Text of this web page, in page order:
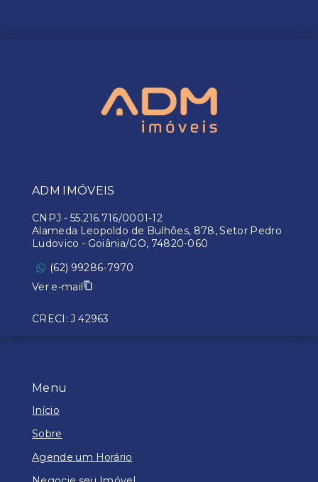
Menu
Início
Sobre
Agende um Horário
ADM IMÓVEIS
CNPJ - 55.216.716/0001-12
Alameda Leopoldo de Bulhões, 878, Setor Pedro
Ludovico - Goiânia/GO, 74820-060
(62) 99286-7970
Ver e-mail
CRECI: J 42963